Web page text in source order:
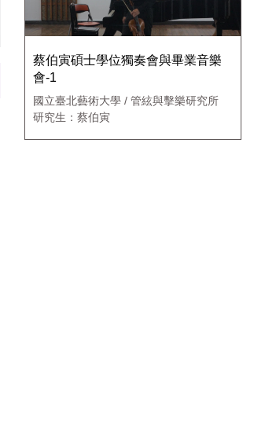
蔡伯寅碩士學位獨奏會與畢業音樂
會-1
國立臺北藝術大學 / 管絃與擊樂研究所
研究生：蔡伯寅